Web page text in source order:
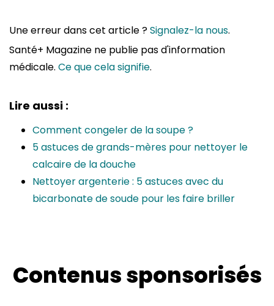
Une erreur dans cet article ?Signalez-la nous.
Santé+ Magazine ne publie pas d'information
médicale. Ce que cela signifie.
Lire aussi :
Comment congeler de la soupe ?
5 astuces de grands-mères pour nettoyer le
calcaire de la douche
Nettoyer argenterie : 5 astuces avec du
bicarbonate de soude pour les faire briller
Contenus sponsorisés